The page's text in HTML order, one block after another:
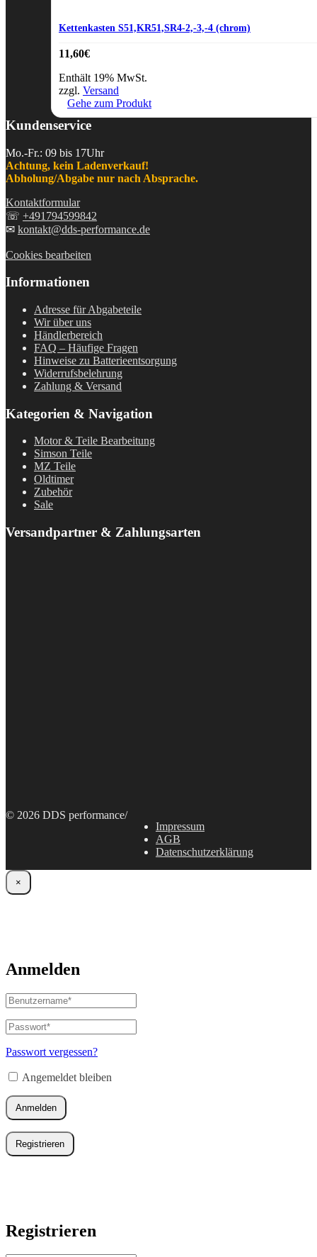
Kettenkasten S51,KR51,SR4-2,-3,-4 (chrom)
11,60€
Enthält 19% MwSt.
zzgl. Versand
Gehe zum Produkt
Kundenservice
Mo.-Fr.: 09 bis 17Uhr
Achtung, kein Ladenverkauf!
Abholung/Abgabe nur nach Absprache.
Kontaktformular
☏ +491794599842
✉ kontakt@dds-performance.de
Cookies bearbeiten
Informationen
Adresse für Abgabeteile
Wir über uns
Händlerbereich
FAQ – Häufige Fragen
Hinweise zu Batterieentsorgung
Widerrufsbelehrung
Zahlung & Versand
Kategorien & Navigation
Motor & Teile Bearbeitung
Simson Teile
MZ Teile
Oldtimer
Zubehör
Sale
Versandpartner & Zahlungsarten
© 2026 DDS performance/
Impressum
AGB
Datenschutzerklärung
×
Anmelden
Benutzername
oder
E-
Mail-
Adresse*
Passwort*
Erforderlich
Passwort vergessen?
Angemeldet bleiben
Anmelden
Registrieren
Registrieren